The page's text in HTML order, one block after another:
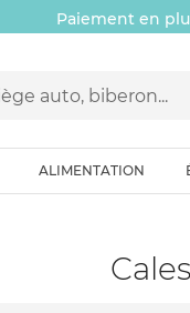
Paiement en
ALIMENTATION